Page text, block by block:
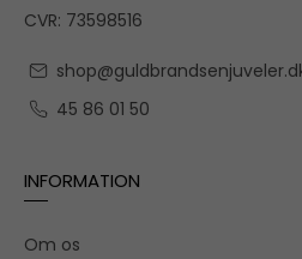
CVR: 73598516
45 86 01 50
INFORMATION
Om os